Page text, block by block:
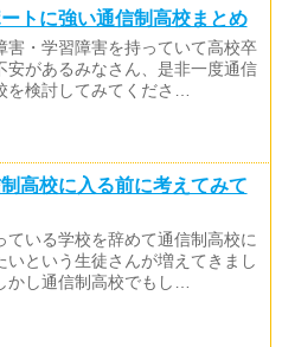
トに強い通信制高校まとめ
害・学習障害を持っていて高校卒
安があるみなさん、是非一度通信
を検討してみてくださ…
高校に入る前に考えてみて
ている学校を辞めて通信制高校に
いという生徒さんが増えてきまし
かし通信制高校でもし…